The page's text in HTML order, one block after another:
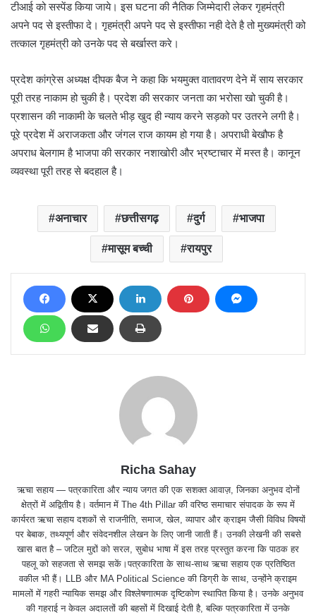
टीआई को सस्पेंड किया जाये। इस घटना की नैतिक जिम्मेदारी लेकर गृहमंत्री
अपने पद से इस्तीफा दे। गृहमंत्री अपने पद से इस्तीफा नही देते है तो मुख्यमंत्री को
तत्काल गृहमंत्री को उनके पद से बर्खास्त करे।
प्रदेश कांग्रेस अध्यक्ष दीपक बैज ने कहा कि भयमुक्त वातावरण देने में साय सरकार
पूरी तरह नाकाम हो चुकी है। प्रदेश की सरकार जनता का भरोसा खो चुकी है।
प्रशासन की नाकामी के चलते भीड़ खुद ही न्याय करने सड़को पर उतरने लगी है।
पूरे प्रदेश में अराजकता और जंगल राज कायम हो गया है। अपराधी बेखौफ है
अपराध बेलगाम है भाजपा की सरकार नशाखोरी और भ्रष्टाचार में मस्त है। कानून
व्यवस्था पूरी तरह से बदहाल है।
अनाचार छत्तीसगढ़ दुर्ग भाजपा
मासूम बच्ची रायपुर
Richa Sahay
ऋचा सहाय — पत्रकारिता और न्याय जगत की एक सशक्त आवाज़, जिनका अनुभव दोनों
क्षेत्रों में अद्वितीय है। वर्तमान में The 4th Pillar की वरिष्ठ समाचार संपादक के रूप में
कार्यरत ऋचा सहाय दशकों से राजनीति, समाज, खेल, व्यापार और क्राइम जैसी विविध विषयों
पर बेबाक, तथ्यपूर्ण और संवेदनशील लेखन के लिए जानी जाती हैं। उनकी लेखनी की सबसे
खास बात है – जटिल मुद्दों को सरल, सुबोध भाषा में इस तरह प्रस्तुत करना कि पाठक हर
पहलू को सहजता से समझ सकें।पत्रकारिता के साथ-साथ ऋचा सहाय एक प्रतिष्ठित
वकील भी हैं। LLB और MA Political Science की डिग्री के साथ, उन्होंने क्राइम
मामलों में गहरी न्यायिक समझ और विश्लेषणात्मक दृष्टिकोण स्थापित किया है। उनके अनुभव
की गहराई न केवल अदालतों की बहसों में दिखाई देती है, बल्कि पत्रकारिता में उनके